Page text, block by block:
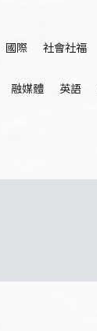
國際 社會社福
融媒體 英語